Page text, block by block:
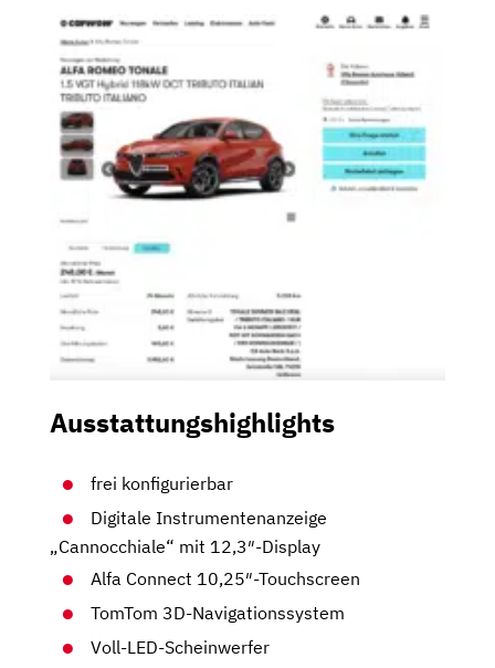
Ausstattungshighlights
frei konfigurierbar
Digitale Instrumentenanzeige
„Cannocchiale“ mit 12,3″-Display
Alfa Connect 10,25″-Touchscreen
TomTom 3D-Navigationssystem
Voll-LED-Scheinwerfer